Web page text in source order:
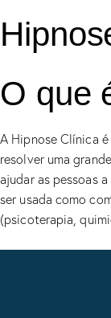
O que
A Hipnose Clínica
resolver uma
ajudar as pessoas
ser usada como
(psicoterapia,